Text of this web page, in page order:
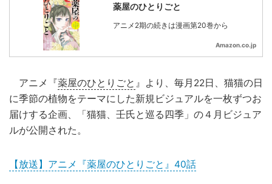
薬屋のひとりごと
アニメ2期の続きは漫画第20巻から
Amazon.co.jp
アニメ『薬屋のひとりごと 』より、毎月22日、猫猫の日
に季節の植物をテーマにした新規ビジュアルを一枚ずつお
届けする企画、「猫猫、壬氏と巡る四季」の４月ビジュア
ルが公開された。
【放送】アニメ『薬屋のひとりごと』40話